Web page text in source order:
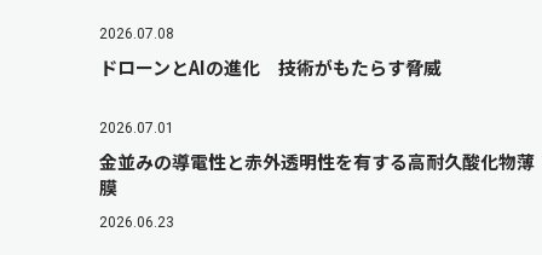
2026.07.08
ドローンとAIの進化 技術がもたらす脅威
2026.07.01
金並みの導電性と赤外透明性を有する高耐久酸化物薄
膜
2026.06.23